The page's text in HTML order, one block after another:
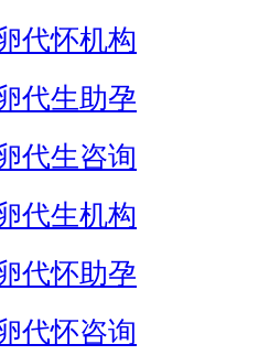
代怀机构
代生助孕
代生咨询
代生机构
代怀助孕
代怀咨询